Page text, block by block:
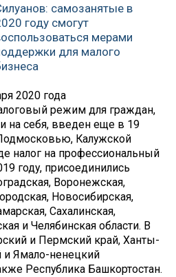
самозанятые в
году смогут
мерами
для малого
2020 года
режим для граждан,
на себя, введен еще в 19
Калужской
налог на профессиональный
году, присоединились
Воронежская,
Новосибирская,
Сахалинская,
и Челябинская области. В
и Пермский край, Ханты-
и Ямало-ненецкий
Республика Башкортостан.